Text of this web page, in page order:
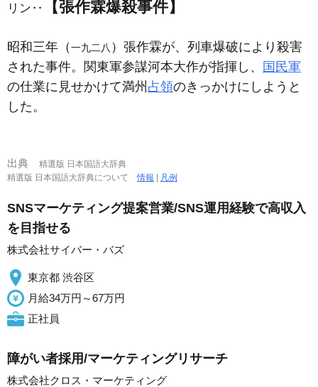
リン‥
【張作霖爆殺事件】
昭和三年（一九二八 ）張作霖が、列車爆破により殺害
された事件。関東軍参謀河本大作が指揮し、 国民軍
の仕業に見せかけて満州 占領のきっかけにしようと
した。
出典
精選版 日本国語大辞典
精選版 日本国語大辞典について情報 | 凡例
SNSマーケティング提案営業/SNS運用経験で高収入
を目指せる
株式会社サイバー・バズ
東京都 渋谷区
月給34万円～67万円
正社員
障がい者採用/マーケティングリサーチ
株式会社クロス・マーケティング